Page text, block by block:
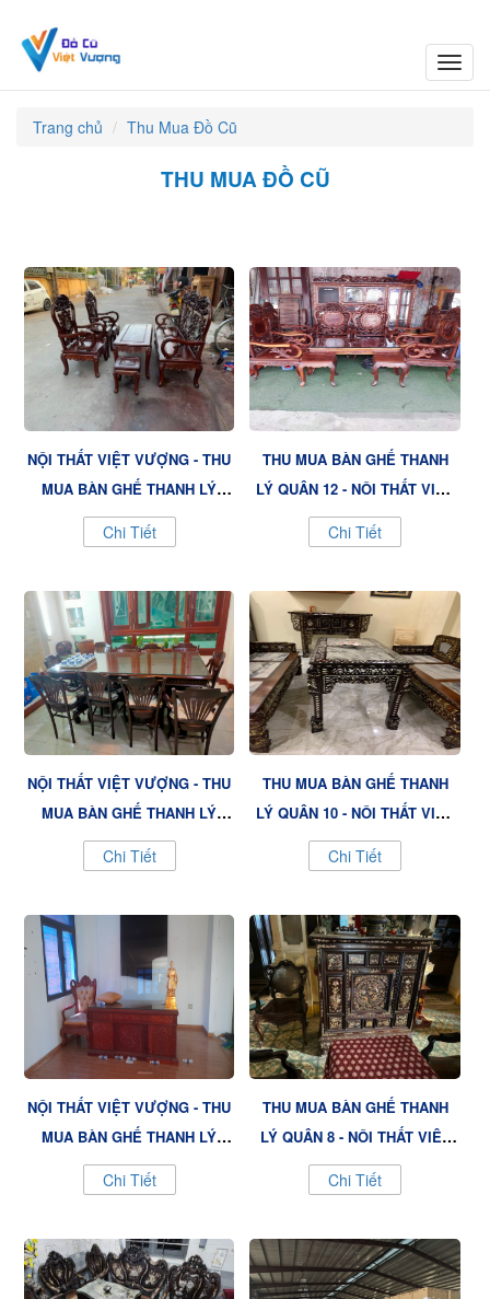
Trang chủ
Thu Mua Đồ Cũ
THU MUA ĐỒ CŨ
NỘI THẤT VIỆT VƯỢNG - THU
MUA BÀN GHẾ THANH LÝ
QUẬN BÌNH TÂN, GIÁ CAO VÀ
UY TÍN
Chi Tiết
THU MUA BÀN GHẾ THANH
LÝ QUẬN 12 - NỘI THẤT VIỆT
VƯỢNG, ĐẢM BẢO CHẤT
LƯỢNG
Chi Tiết
NỘI THẤT VIỆT VƯỢNG - THU
MUA BÀN GHẾ THANH LÝ
QUẬN 11, DỊCH VỤ CHUYÊN
NGHIỆP
Chi Tiết
THU MUA BÀN GHẾ THANH
LÝ QUẬN 10 - NỘI THẤT VIỆT
VƯỢNG, GIÁ TỐT VÀ ĐÁNG
TIN CẬY
Chi Tiết
NỘI THẤT VIỆT VƯỢNG - THU
MUA BÀN GHẾ THANH LÝ
QUẬN 9, UY TÍN VÀ NHANH
CHÓNG
Chi Tiết
THU MUA BÀN GHẾ THANH
LÝ QUẬN 8 - NỘI THẤT VIỆT
VƯỢNG, DỊCH VỤ TẬN TÂM
Chi Tiết